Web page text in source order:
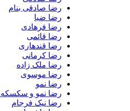
رضا صادقی بنام
رضا ضیا
رضا فرهادی
رضا قائمی
رضا قندهاری
رضا کرمانی
رضا ملک زاده
رضا موسوی
رضا نمو
رضا نمو و سکسکه بند
رضا نیک فرجام